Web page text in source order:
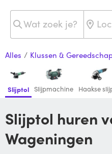
Alles / Klussen &
Slijptol Slijpmachine Haakse
Slijptol huren van je buren in
Wageningen